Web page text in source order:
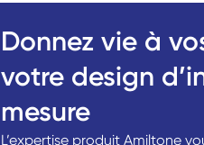
Donnez vie à
votre design
mesure
L’expertise produit Amiltone